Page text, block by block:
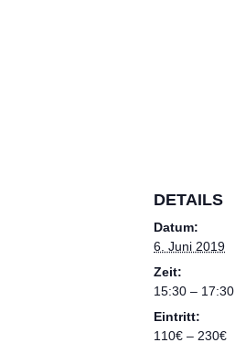
DETAILS
Datum:
6. Juni 2019
Zeit:
15:30 – 17:30
Eintritt:
110€ – 230€